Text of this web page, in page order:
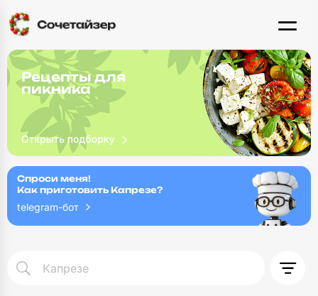
Рецепты для
пикника
Спроси меня!
Как приготовить Капрезе?
telegram-бот